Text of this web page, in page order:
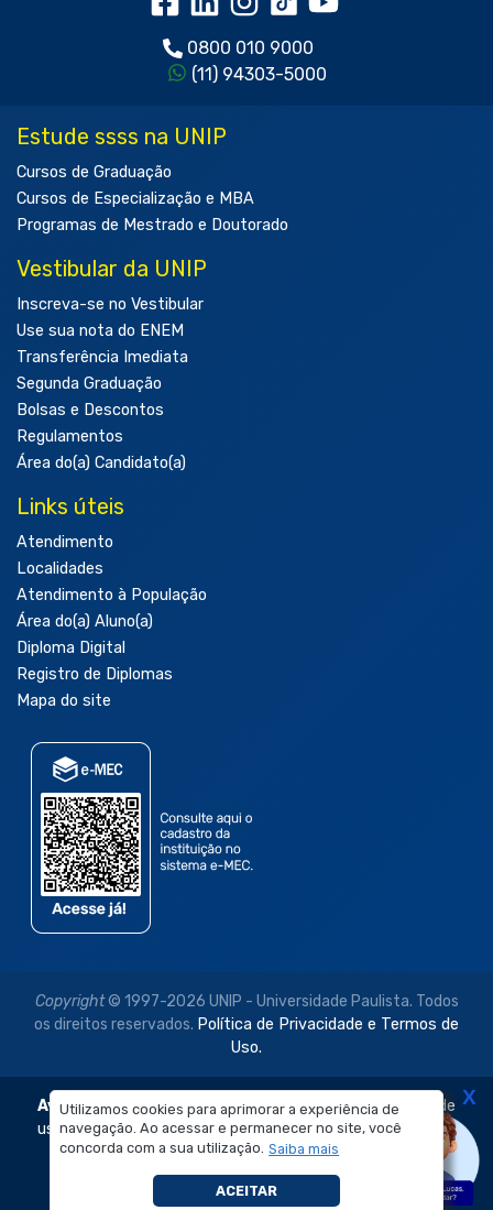
Utilizamos cookies para aprimorar a experiência de
navegação. Ao acessar e permanecer no site, você
concorda com a sua utilização. Saiba mais
ACEITAR
0800 010 9000
(11) 94303-5000
Estude ssss na UNIP
Cursos de Graduação
Cursos de Especialização e MBA
Programas de Mestrado e Doutorado
Vestibular da UNIP
Inscreva-se no Vestibular
Use sua nota do ENEM
Transferência Imediata
Segunda Graduação
Bolsas e Descontos
Regulamentos
Área do(a) Candidato(a)
Links úteis
Atendimento
Localidades
Atendimento à População
Área do(a) Aluno(a)
Diploma Digital
Registro de Diplomas
Mapa do site
Copyright© 1997-2026 UNIP - Universidade Paulista. Todos
os direitos reservados. Política de Privacidade e Termos de
Uso.
Aviso Legal: As imagens disponibilizadas neste site são de
uso exclusivo institucional do Sistema de Ensino Objetivo e
da Universidade Paulista – UNIP.
É proibida a reprodução, utilização, edição ou
compartilhamento sem autorização prévia e expressa.
X